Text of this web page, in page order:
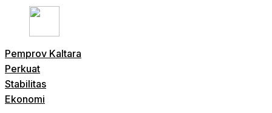
Pemprov Kaltara
Perkuat
Stabilitas
Ekonomi